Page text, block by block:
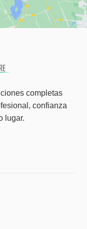
completas
confianza
lugar.